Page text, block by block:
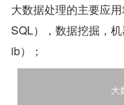
大数据处理的主要应
SQL），数据挖掘，
ib）；